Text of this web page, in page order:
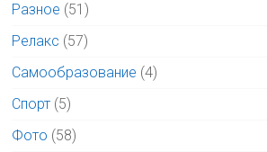
Разное (51)
Релакс (57)
Самообразование (4)
Спорт (5)
Фото (58)